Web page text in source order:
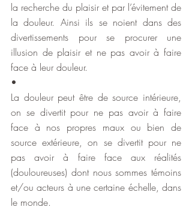
la recherche du plaisir et par l’évitement de
la douleur. Ainsi ils se noient dans des
divertissements pour se procurer une
illusion de plaisir et ne pas avoir à faire
face à leur douleur.
•
La douleur peut être de source intérieure,
on se divertit pour ne pas avoir à faire
face à nos propres maux ou bien de
source extérieure, on se divertit pour ne
pas avoir à faire face aux réalités
(douloureuses) dont nous sommes témoins
et/ou acteurs à une certaine échelle, dans
le monde.